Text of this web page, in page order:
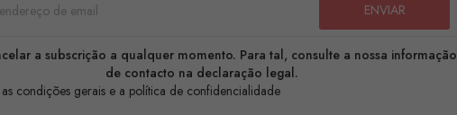
a subscrição a qualquer momento. Para tal, consulte a nossa informação
de contacto na declaração legal.
condições gerais e a política de confidencialidade